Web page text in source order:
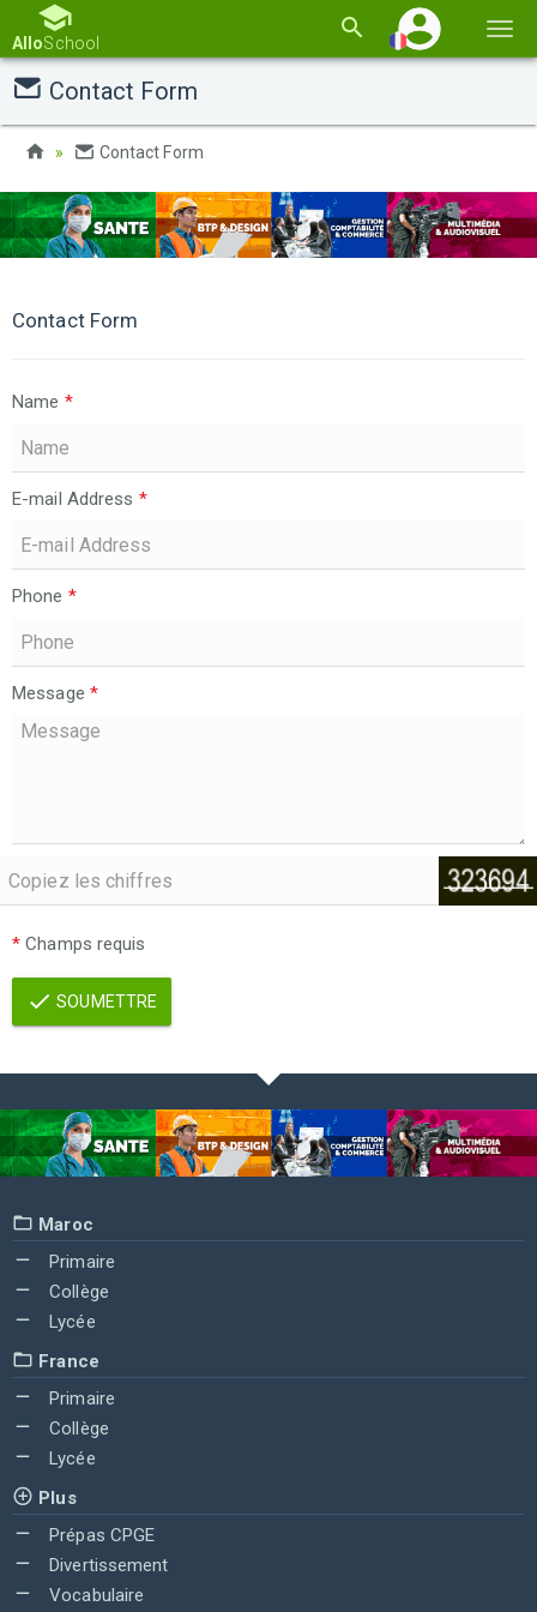
la
AlloSchool
Contact Form
Contact Form
Contact Form
Name *
E-mail Address *
Phone *
Message *
* Champs requis
SOUMETTRE
Maroc
Primaire
Collège
Lycée
France
Primaire
Collège
Lycée
Plus
Prépas CPGE
Divertissement
Vocabulaire